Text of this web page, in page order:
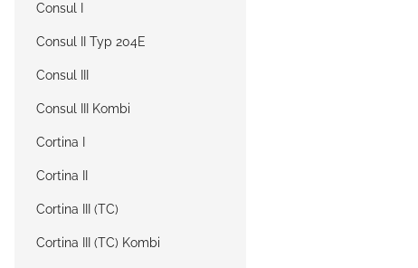
Consul I
Consul II Typ 204E
Consul III
Consul III Kombi
Cortina I
Cortina II
Cortina III (TC)
Cortina III (TC) Kombi